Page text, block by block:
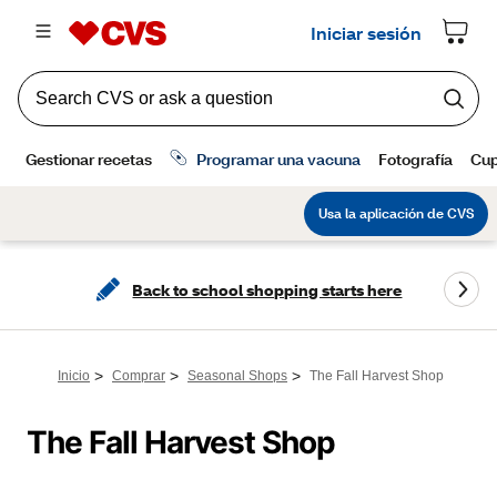
Back to school shopping starts here
Inicio > Comprar > Seasonal Shops > The Fall Harvest Shop
The Fall Harvest Shop